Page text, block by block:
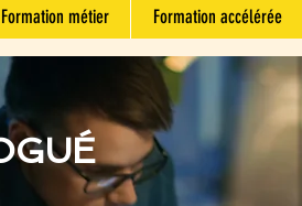
Formation métier Formation accélérée